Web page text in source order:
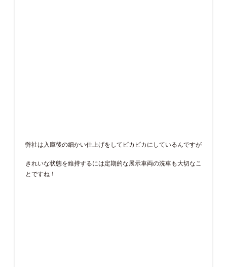
弊社は入庫後の細かい仕上げをしてピカピカにしているんですが
きれいな状態を維持するには定期的な展示車両の洗車も大切なこ
とですね！